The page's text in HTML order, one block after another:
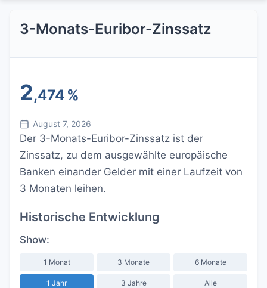
3-Monats-Euribor-Zinssatz
2,474 %
August 7, 2026
Der 3-Monats-Euribor-Zinssatz ist der
Zinssatz, zu dem ausgewählte europäische
Banken einander Gelder mit einer Laufzeit von
3 Monaten leihen.
Historische Entwicklung
Show:
1 Monat 3 Monate 6 Monate
1 Jahr 3 Jahre Alle